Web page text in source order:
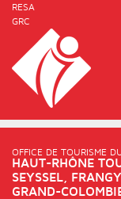
RESA
GRC
OFFICE DE TOURISME
HAUT-RHÔNE
SEYSSEL,
GRAND-